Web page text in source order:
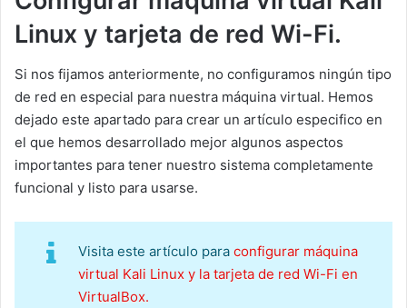
Linux y tarjeta de red Wi-Fi.
Si nos fijamos anteriormente, no configuramos ningún tipo
de red en especial para nuestra máquina virtual. Hemos
dejado este apartado para crear un artículo especifico en
el que hemos desarrollado mejor algunos aspectos
importantes para tener nuestro sistema completamente
funcional y listo para usarse.
Visita este artículo para configurar máquina
virtual Kali Linux y la tarjeta de red Wi-Fi en
VirtualBox.